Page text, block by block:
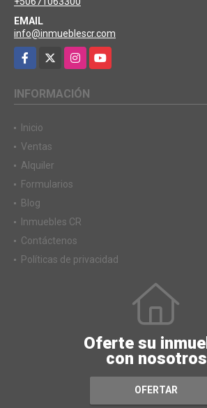
EMAIL
info@inmueblescr.com
Facebook
InstagramYouTube
INFORMACIÓN
Inicio
Ventas
Alquiler
Formularios
Blog
Inmuebles CR
Contáctenos
Políticas de privacidad
Oferte su
con nosotros
OFERTAR